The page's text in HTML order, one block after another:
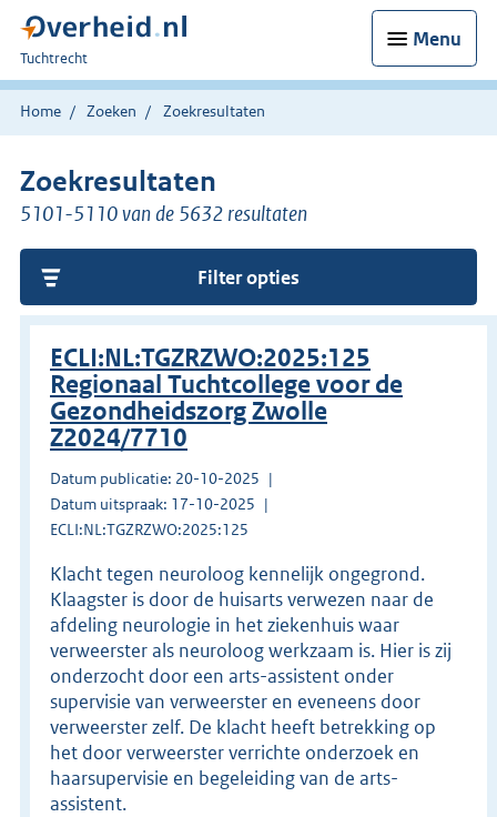
Menu
U
bent
hier:
Tuchtrecht
Home Zoeken Zoekresultaten
Zoekresultaten
5101-5110 van de 5632 resultaten
Filter opties
ECLI:NL:TGZRZWO:2025:125
Regionaal Tuchtcollege voor de
Gezondheidszorg Zwolle
Z2024/7710
Datum publicatie: 20-10-2025
Datum uitspraak: 17-10-2025
ECLI:NL:TGZRZWO:2025:125
Klacht tegen neuroloog kennelijk ongegrond.
Klaagster is door de huisarts verwezen naar de
afdeling neurologie in het ziekenhuis waar
verweerster als neuroloog werkzaam is. Hier is zij
onderzocht door een arts-assistent onder
supervisie van verweerster en eveneens door
verweerster zelf. De klacht heeft betrekking op
het door verweerster verrichte onderzoek en
haarsupervisie en begeleiding van de arts-
assistent.